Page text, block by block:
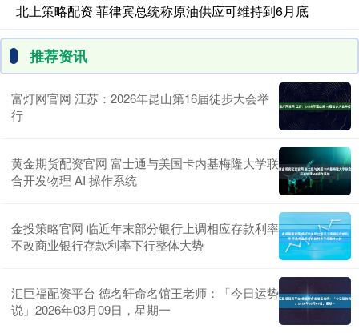
北上策略配资 菲律宾总统称原油供应可维持到6月底
推荐资讯
富灯网官网 江苏：2026年昆山第16届徒步大会举
行
黄金期货配资官网 富士通与美国卡内基梅隆大学联
合开发物理 AI 操作系统
金投策略官网 临近年末部分银行上调相应存款利率
不改商业银行存款利率下行整体大势
汇巨福配资平台 德名轩命名馆王老师：「今日运势
说」2026年03月09日，星期一